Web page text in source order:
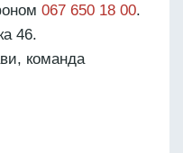
067 650 18 00.
46.
команда